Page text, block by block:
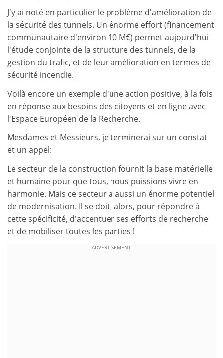
J'y ai noté en particulier le problème d'amélioration de
la sécurité des tunnels. Un énorme effort (financement
communautaire d'environ 10 M€) permet aujourd'hui
l'étude conjointe de la structure des tunnels, de la
gestion du trafic, et de leur amélioration en termes de
sécurité incendie.
Voilà encore un exemple d'une action positive, à la fois
en réponse aux besoins des citoyens et en ligne avec
l'Espace Européen de la Recherche.
Mesdames et Messieurs, je terminerai sur un constat
et un appel:
Le secteur de la construction fournit la base matérielle
et humaine pour que tous, nous puissions vivre en
harmonie. Mais ce secteur a aussi un énorme potentiel
de modernisation. Il se doit, alors, pour répondre à
cette spécificité, d'accentuer ses efforts de recherche
et de mobiliser toutes les parties !
ADVERTISEMENT